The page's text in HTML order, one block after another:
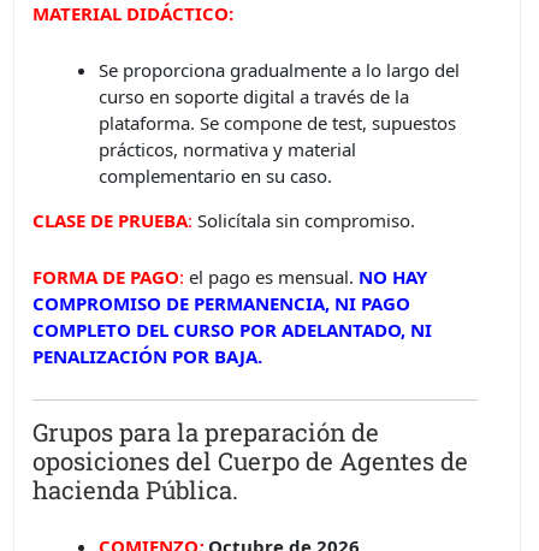
MATERIAL DIDÁCTICO:
Se proporciona gradualmente a lo largo del
curso en soporte digital a través de la
plataforma. Se compone de test, supuestos
prácticos, normativa y material
complementario en su caso.
CLASE DE PRUEBA: Solicítala sin compromiso.
FORMA DE PAGO: el pago es mensual. NO HAY
COMPROMISO DE PERMANENCIA, NI PAGO
COMPLETO DEL CURSO POR ADELANTADO, NI
PENALIZACIÓN POR BAJA.
Grupos para la preparación de
oposiciones del Cuerpo de Agentes de
hacienda Pública.